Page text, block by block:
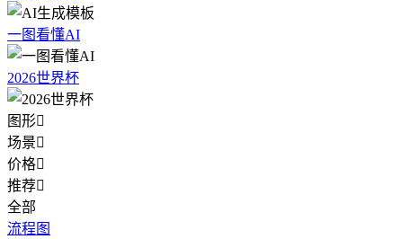
一图看懂AI
2026世界杯
图形
场景
价格
推荐
全部
流程图